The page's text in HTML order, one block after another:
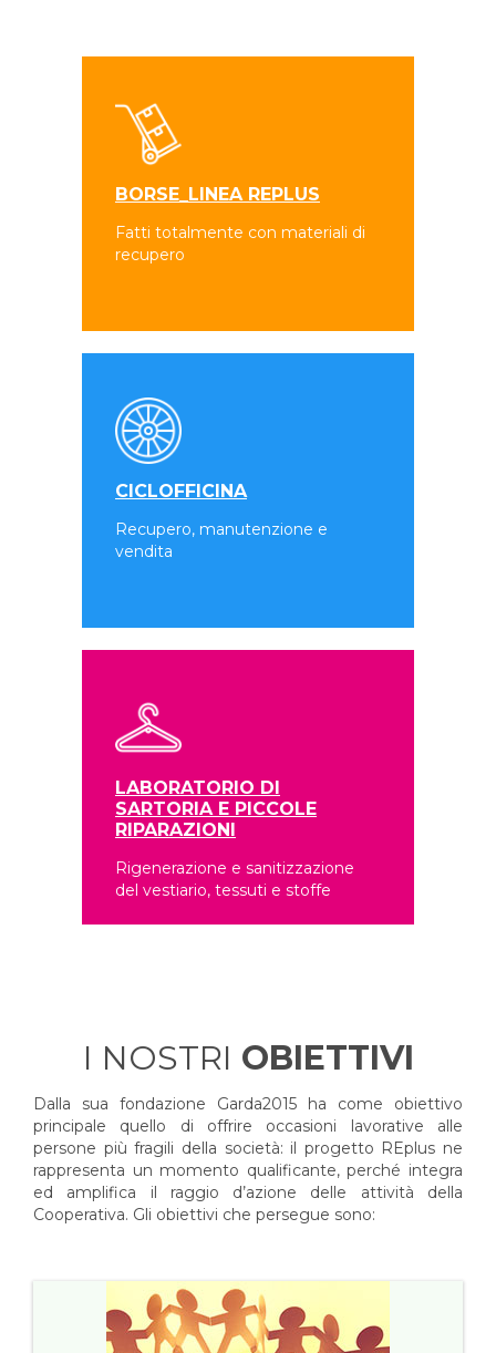
BORSE_LINEA REPLUS
Fatti totalmente con materiali di
recupero
CICLOFFICINA
Recupero, manutenzione e
vendita
LABORATORIO DI
SARTORIA E PICCOLE
RIPARAZIONI
Rigenerazione e sanitizzazione
del vestiario, tessuti e stoffe
I NOSTRI OBIETTIVI
Dalla sua fondazione Garda2015 ha come obiettivo
principale quello di offrire occasioni lavorative alle
persone più fragili della società: il progetto REplus ne
rappresenta un momento qualificante, perché integra
ed amplifica il raggio d’azione delle attività della
Cooperativa. Gli obiettivi che persegue sono: